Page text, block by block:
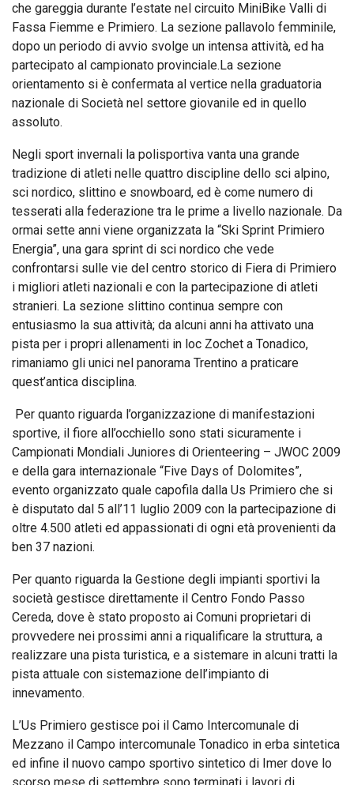
che gareggia durante l’estate nel circuito MiniBike Valli di
Fassa Fiemme e Primiero. La sezione pallavolo femminile,
dopo un periodo di avvio svolge un intensa attività, ed ha
partecipato al campionato provinciale.La sezione
orientamento si è confermata al vertice nella graduatoria
nazionale di Società nel settore giovanile ed in quello
assoluto.
Negli sport invernali la polisportiva vanta una grande
tradizione di atleti nelle quattro discipline dello sci alpino,
sci nordico, slittino e snowboard, ed è come numero di
tesserati alla federazione tra le prime a livello nazionale. Da
ormai sette anni viene organizzata la “Ski Sprint Primiero
Energia”, una gara sprint di sci nordico che vede
confrontarsi sulle vie del centro storico di Fiera di Primiero
i migliori atleti nazionali e con la partecipazione di atleti
stranieri. La sezione slittino continua sempre con
entusiasmo la sua attività; da alcuni anni ha attivato una
pista per i propri allenamenti in loc Zochet a Tonadico,
rimaniamo gli unici nel panorama Trentino a praticare
quest’antica disciplina.
Per quanto riguarda l’organizzazione di manifestazioni
sportive, il fiore all’occhiello sono stati sicuramente i
Campionati Mondiali Juniores di Orienteering – JWOC 2009
e della gara internazionale “Five Days of Dolomites”,
evento organizzato quale capofila dalla Us Primiero che si
è disputato dal 5 all’11 luglio 2009 con la partecipazione di
oltre 4.500 atleti ed appassionati di ogni età provenienti da
ben 37 nazioni.
Per quanto riguarda la Gestione degli impianti sportivi la
società gestisce direttamente il Centro Fondo Passo
Cereda, dove è stato proposto ai Comuni proprietari di
provvedere nei prossimi anni a riqualificare la struttura, a
realizzare una pista turistica, e a sistemare in alcuni tratti la
pista attuale con sistemazione dell’impianto di
innevamento.
L’Us Primiero gestisce poi il Camo Intercomunale di
Mezzano il Campo intercomunale Tonadico in erba sintetica
ed infine il nuovo campo sportivo sintetico di Imer dove lo